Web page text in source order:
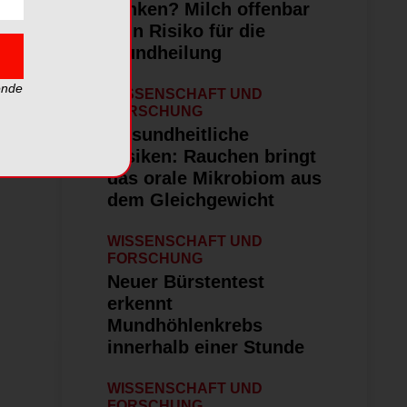
trinken? Milch offenbar
kein Risiko für die
Wundheilung
WISSENSCHAFT UND
FORSCHUNG
Gesundheitliche
Risiken: Rauchen bringt
das orale Mikrobiom aus
dem Gleichgewicht
WISSENSCHAFT UND
FORSCHUNG
Neuer Bürstentest
erkennt
Mundhöhlenkrebs
innerhalb einer Stunde
WISSENSCHAFT UND